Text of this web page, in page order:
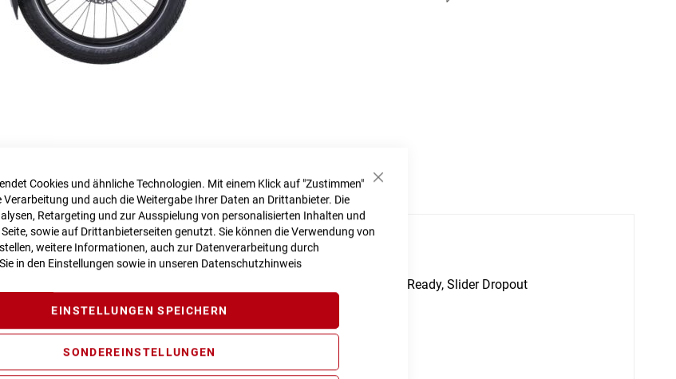
Schließen
Cookies und ähnliche Technologien. Mit einem Klick auf "Zustimmen"
Verarbeitung und auch die Weitergabe Ihrer Daten an Drittanbieter. Die
Retargeting und zur Ausspielung von personalisierten Inhalten und
sowie auf Drittanbieterseiten genutzt. Sie können die Verwendung von
weitere Informationen, auch zur Datenverarbeitung durch
in den Einstellungen sowie in unseren Datenschutzhinweis
EINSTELLUNGEN SPEICHERN
SONDEREINSTELLUNGEN
Ride Geometry, Semi-Integrated Carrier, Double Butted, Front-Carrier Ready, Slider Dropout
Generation 3 (65Nm) Cruise (250Watt)